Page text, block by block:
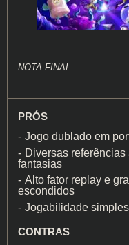
NOTA FINAL
PRÓS
Jogo dublado em
Diversas
fantasias
Alto fator replay e
escondidos
Jogabilidade
CONTRAS